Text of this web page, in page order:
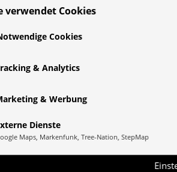
verwendet Cookies
Cookies
& Analytics
& Werbung
Dienste
Maps, Markenfunk, Tree-Nation, StepMap